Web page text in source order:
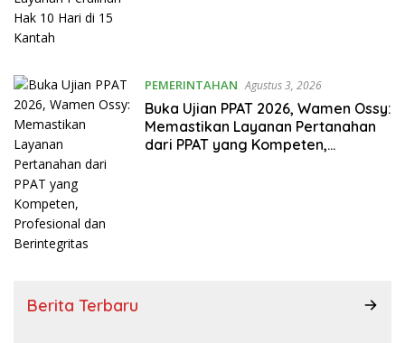
PEMERINTAHAN Agustus 3, 2026
Buka Ujian PPAT 2026, Wamen Ossy:
Memastikan Layanan Pertanahan
dari PPAT yang Kompeten,
Berita Terbaru